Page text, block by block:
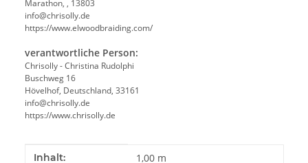
Marathon, , 13803
info@chrisolly.de
https://www.elwoodbraiding.com/
verantwortliche Person:
Chrisolly - Christina Rudolphi
Buschweg 16
Hövelhof, Deutschland, 33161
info@chrisolly.de
https://www.chrisolly.de
Produkteigenschaft
Wert
Inhalt: 1,00 m